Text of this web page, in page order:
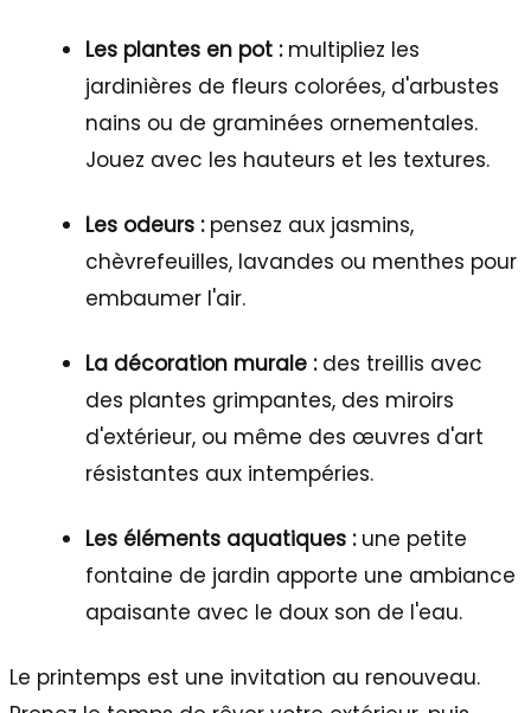
Les plantes en pot :multipliez les
jardinières de fleurs colorées, d'arbustes
nains ou de graminées ornementales.
Jouez avec les hauteurs et les textures.
Les odeurs :pensez aux jasmins,
chèvrefeuilles, lavandes ou menthes pour
embaumer l'air.
La décoration murale :des treillis avec
des plantes grimpantes, des miroirs
d'extérieur, ou même des œuvres d'art
résistantes aux intempéries.
Les éléments aquatiques :une petite
fontaine de jardin apporte une ambiance
apaisante avec le doux son de l'eau.
Le printemps est une invitation au renouveau.